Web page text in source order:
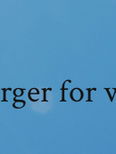
for